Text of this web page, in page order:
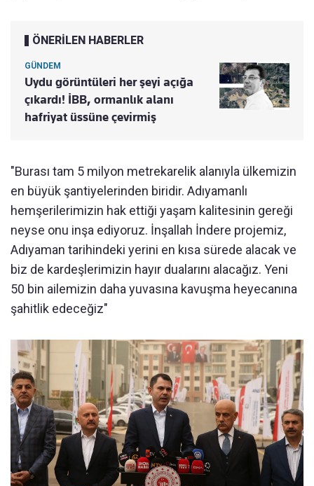
ÖNERİLEN HABERLER
GÜNDEM
Uydu görüntüleri her şeyi açığa
çıkardı! İBB, ormanlık alanı
hafriyat üssüne çevirmiş
"Burası tam 5 milyon metrekarelik alanıyla ülkemizin
en büyük şantiyelerinden biridir. Adıyamanlı
hemşerilerimizin hak ettiği yaşam kalitesinin gereği
neyse onu inşa ediyoruz. İnşallah İndere projemiz,
Adıyaman tarihindeki yerini en kısa sürede alacak ve
biz de kardeşlerimizin hayır dualarını alacağız. Yeni
50 bin ailemizin daha yuvasına kavuşma heyecanına
şahitlik edeceğiz"